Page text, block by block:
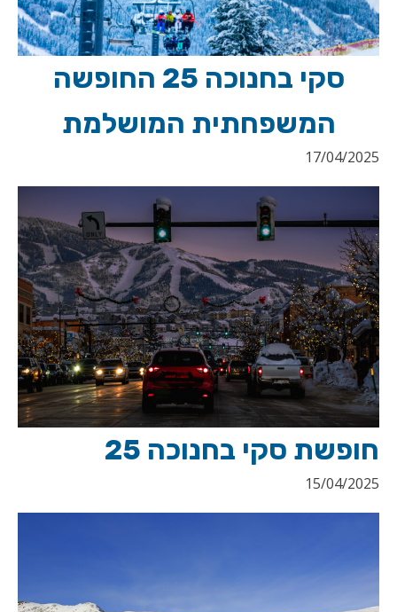
סקי בחנוכה 25 החופשה
המשפחתית המושלמת
17/04/2025
חופשת סקי בחנוכה 25
15/04/2025